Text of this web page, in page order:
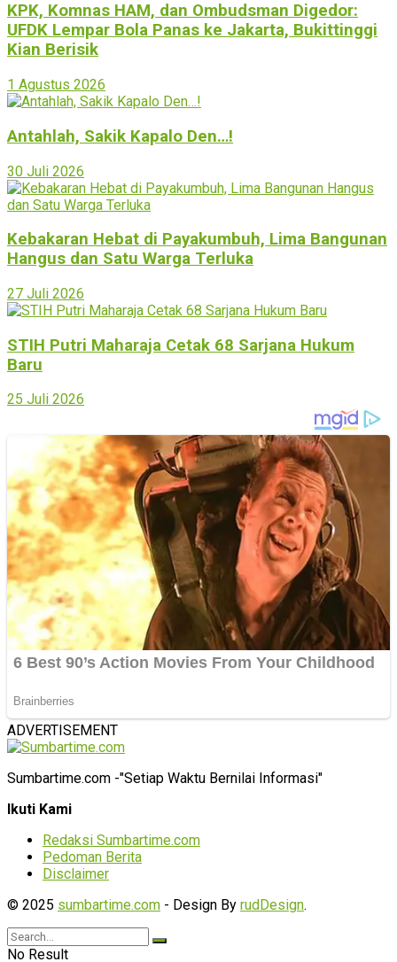
KPK, Komnas HAM, dan Ombudsman Digedor:
UFDK Lempar Bola Panas ke Jakarta, Bukittinggi
Kian Berisik
1 Agustus 2026
Antahlah, Sakik Kapalo Den…!
30 Juli 2026
Kebakaran Hebat di Payakumbuh, Lima Bangunan
Hangus dan Satu Warga Terluka
27 Juli 2026
STIH Putri Maharaja Cetak 68 Sarjana Hukum
Baru
25 Juli 2026
ADVERTISEMENT
Sumbartime.com -"Setiap Waktu Bernilai Informasi"
Ikuti Kami
Redaksi Sumbartime.com
Pedoman Berita
Disclaimer
© 2025 sumbartime.com - Design By rudDesign.
No Result